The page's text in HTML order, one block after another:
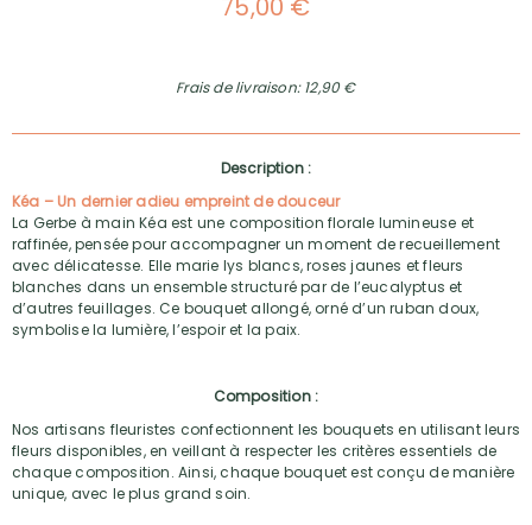
75,00 €
Frais de livraison: 12,90 €
Description :
Kéa – Un dernier adieu empreint de douceur
La Gerbe à main Kéa est une composition florale lumineuse et
raffinée, pensée pour accompagner un moment de recueillement
avec délicatesse. Elle marie lys blancs, roses jaunes et fleurs
blanches dans un ensemble structuré par de l’eucalyptus et
d’autres feuillages. Ce bouquet allongé, orné d’un ruban doux,
symbolise la lumière, l’espoir et la paix.
Composition :
Nos artisans fleuristes confectionnent les bouquets en utilisant leurs
fleurs disponibles, en veillant à respecter les critères essentiels de
chaque composition. Ainsi, chaque bouquet est conçu de manière
unique, avec le plus grand soin.